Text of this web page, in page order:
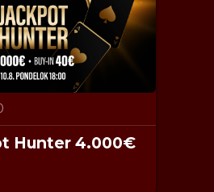
Hunter 4.000€